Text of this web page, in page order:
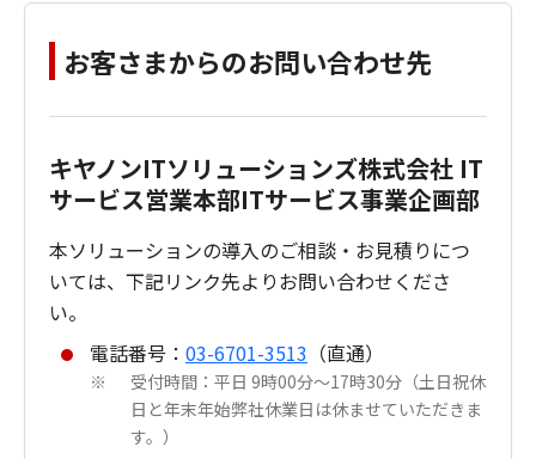
お客さまからのお問い合わせ先
キヤノンITソリューションズ株式会社 IT
サービス営業本部ITサービス事業企画部
本ソリューションの導入のご相談・お見積りにつ
いては、下記リンク先よりお問い合わせくださ
い。
電話番号： 03-6701-3513 （直通）
※
受付時間：平日 9時00分～17時30分（土日祝休
日と年末年始弊社休業日は休ませていただきま
す。）